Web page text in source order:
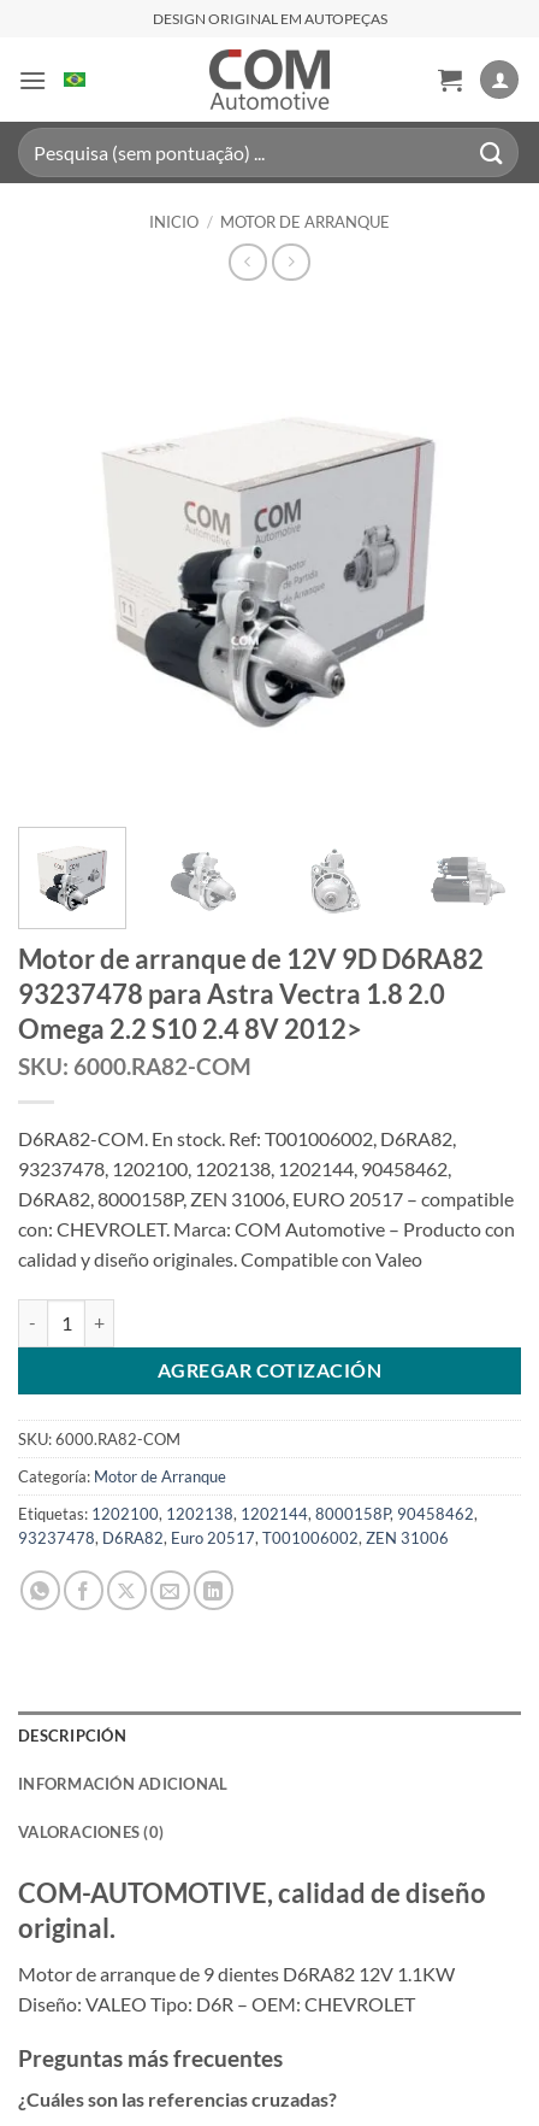
contenido
DESIGN ORIGINAL EM AUTOPEÇAS
Buscar
por:
INICIO / MOTOR DE ARRANQUE
Motor de arranque de 12V 9D D6RA82
93237478 para Astra Vectra 1.8 2.0
Omega 2.2 S10 2.4 8V 2012>
SKU: 6000.RA82-COM
D6RA82-COM. En stock. Ref: T001006002, D6RA82,
93237478, 1202100, 1202138, 1202144, 90458462,
D6RA82, 8000158P, ZEN 31006, EURO 20517 – compatible
con: CHEVROLET. Marca: COM Automotive – Producto con
calidad y diseño originales. Compatible con Valeo
AGREGAR COTIZACIÓN
SKU:6000.RA82-COM
Categoría: Motor de Arranque
Etiquetas: 1202100, 1202138, 1202144, 8000158P, 90458462,
93237478, D6RA82, Euro 20517, T001006002, ZEN 31006
DESCRIPCIÓN
INFORMACIÓN ADICIONAL
VALORACIONES (0)
COM-AUTOMOTIVE, calidad de diseño
original.
Motor de arranque de 9 dientes D6RA82 12V 1.1KW
Diseño: VALEO Tipo: D6R – OEM: CHEVROLET
Preguntas más frecuentes
¿Cuáles son las referencias cruzadas?